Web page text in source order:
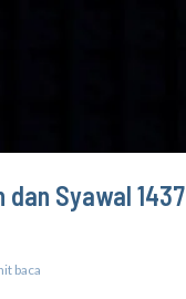
dan Syawal 1437
baca